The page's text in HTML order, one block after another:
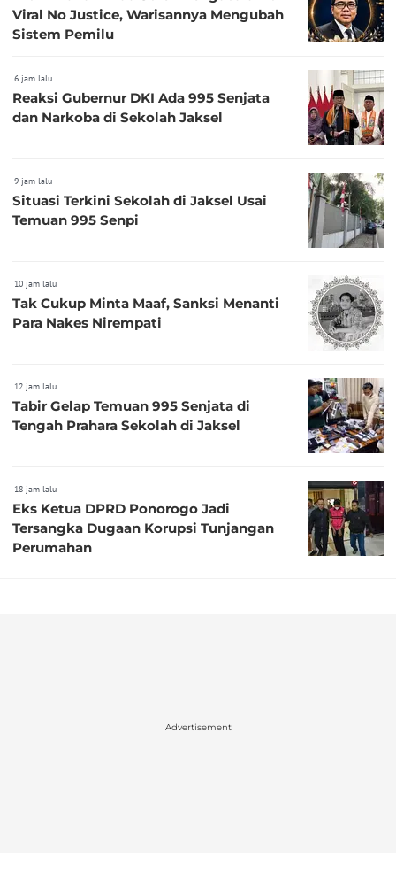
Viral No Justice, Warisannya Mengubah
Sistem Pemilu
6 jam lalu
Reaksi Gubernur DKI Ada 995 Senjata
dan Narkoba di Sekolah Jaksel
9 jam lalu
Situasi Terkini Sekolah di Jaksel Usai
Temuan 995 Senpi
10 jam lalu
Tak Cukup Minta Maaf, Sanksi Menanti
Para Nakes Nirempati
12 jam lalu
Tabir Gelap Temuan 995 Senjata di
Tengah Prahara Sekolah di Jaksel
18 jam lalu
Eks Ketua DPRD Ponorogo Jadi
Tersangka Dugaan Korupsi Tunjangan
Perumahan
Advertisement